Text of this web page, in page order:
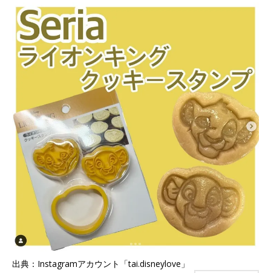
出典：Instagramアカウント「tai.disneylove」